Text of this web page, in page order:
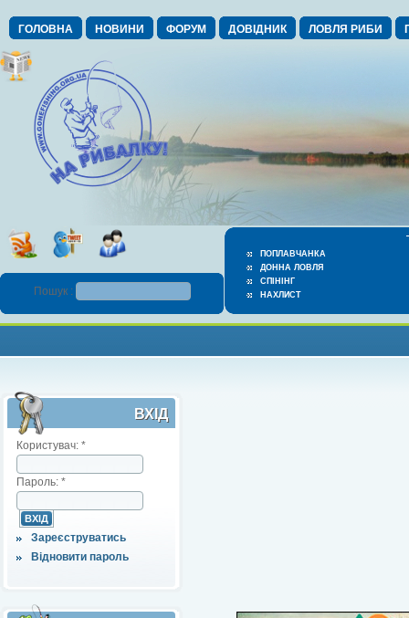
ГОЛОВНА НОВИНИ ФОРУМ ДОВІДНИК ЛОВЛЯ РИБИ
ПОПЛАВЧАНКА
ДОННА ЛОВЛЯ
СПІНІНГ
НАХЛИСТ
Пошук :
ВХІД
Користувач: *
Пароль: *
Зареєструватись
Відновити пароль